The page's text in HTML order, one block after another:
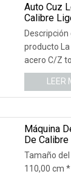
Auto Cuz
Calibre
Stud De
Que Hace
Certificado
Descripción
producto
acero C/Z
también se
LEER
Máquina
De
Fábrica
Framecad
Tamaño
110,00 cm